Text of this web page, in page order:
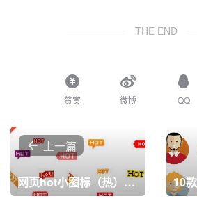
THE END
赞赏 微博 QQ
上一篇
网页hot小图标（热）设计素材